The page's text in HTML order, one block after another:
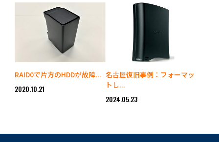
RAID0で片方のHDDが故障...
2020.10.21
名古屋復旧事例：フォーマッ
トし...
2024.05.23